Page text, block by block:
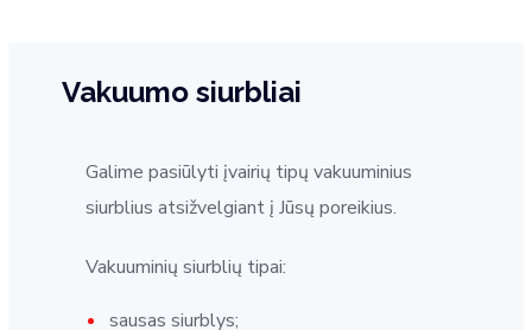
Vakuumo siurbliai
Galime pasiūlyti įvairių tipų vakuuminius
siurblius atsižvelgiant į Jūsų poreikius.
Vakuuminių siurblių tipai:
sausas siurblys;